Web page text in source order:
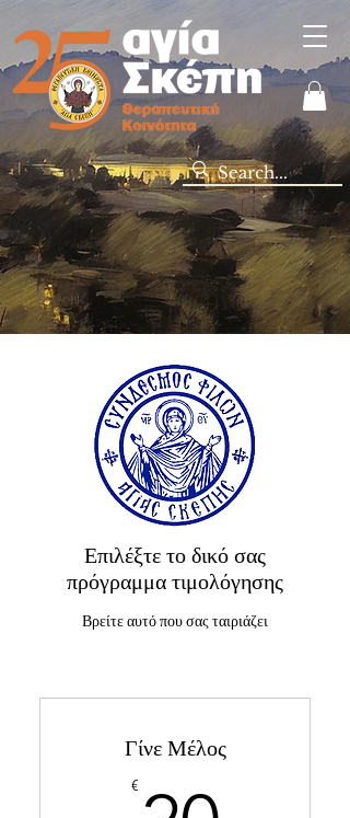
Επιλέξτε το δικό σας
πρόγραμμα τιμολόγησης
Βρείτε αυτό που σας ταιριάζει
Γίνε Μέλος
€